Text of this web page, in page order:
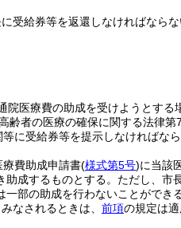
受給券等を返還しなければならな
院医療費の助成を受けようとす
者の医療の確保に関する法律
に受給券等を提示しなければなら
費助成申請書(様式第5号)に当該
成するものとする。 ただし、市
部の助成を行わないことができる
なされるときは、 前項の規定は適